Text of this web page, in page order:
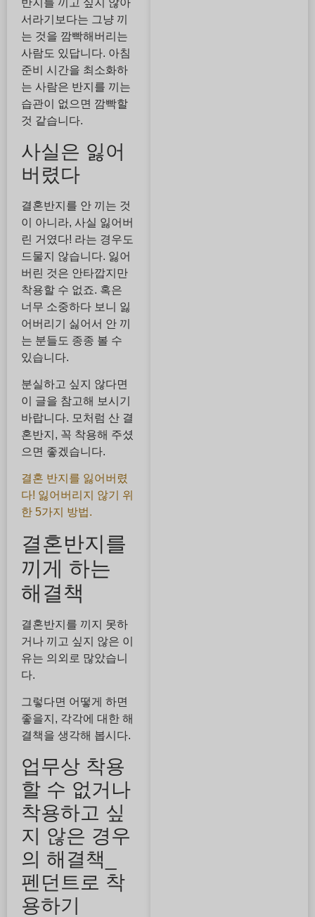
반지를 끼고 싶지 않아
서라기보다는 그냥 끼
는 것을 깜빡해버리는
사람도 있답니다. 아침
준비 시간을 최소화하
는 사람은 반지를 끼는
습관이 없으면 깜빡할
것 같습니다.
사실은 잃어
버렸다
결혼반지를 안 끼는 것
이 아니라, 사실 잃어버
린 거였다! 라는 경우도
드물지 않습니다. 잃어
버린 것은 안타깝지만
착용할 수 없죠. 혹은
너무 소중하다 보니 잃
어버리기 싫어서 안 끼
는 분들도 종종 볼 수
있습니다.
분실하고 싶지 않다면
이 글을 참고해 보시기
바랍니다. 모처럼 산 결
혼반지, 꼭 착용해 주셨
으면 좋겠습니다.
결혼 반지를 잃어버렸
다! 잃어버리지 않기 위
한 5가지 방법.
결혼반지를
끼게 하는
해결책
결혼반지를 끼지 못하
거나 끼고 싶지 않은 이
유는 의외로 많았습니
다.
그렇다면 어떻게 하면
좋을지, 각각에 대한 해
결책을 생각해 봅시다.
업무상 착용
할 수 없거나
착용하고 싶
지 않은 경우
의 해결책_
펜던트로 착
용하기